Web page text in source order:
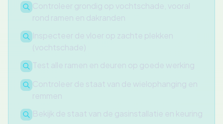
Controleer grondig op vochtschade, vooral
rond ramen en dakranden
Inspecteer de vloer op zachte plekken
(vochtschade)
Test alle ramen en deuren op goede werking
Controleer de staat van de wielophanging en
remmen
Bekijk de staat van de gasinstallatie en keuring